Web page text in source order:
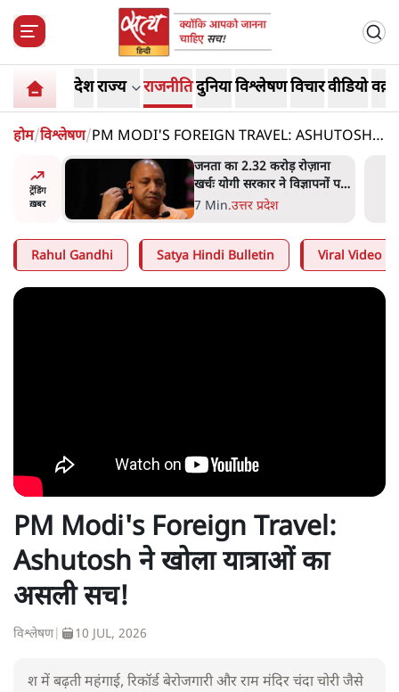
देशराज्य राजनीतिदुनियाविश्लेषणविचारवीडियो
होम/विश्लेषण/PM MODI'S FOREIGN TRAVEL: ASHUTOSH ने
खोला यात्राओं का असली सच!
ट्रेंडिंग
ख़बर
पर
उलटबांसीः राष्ट्र के चरित्र की मरम्मत
जारी है
11 Min.व्यंग्य/उलटबाँसी
Rahul Gandhi Satya Hindi Bulletin Viral Video
PM Modi's Foreign Travel:
Ashutosh ने खोला यात्राओं का
असली सच!
विश्लेषण| 10 JUL, 2026
श में बढ़ती महंगाई, रिकॉर्ड बेरोजगारी और राम मंदिर चंदा चोरी जैसे